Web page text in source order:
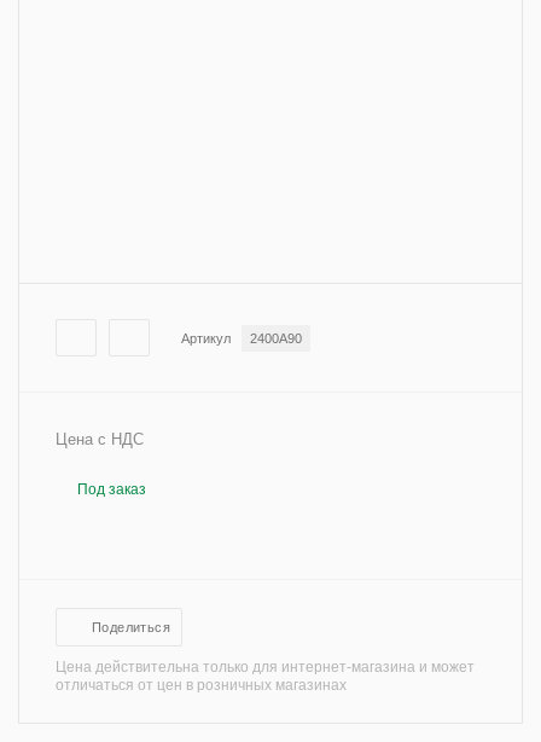
Артикул 2400A90
Цена с НДС
Под заказ
Поделиться
Цена действительна только для интернет-магазина и может
отличаться от цен в розничных магазинах